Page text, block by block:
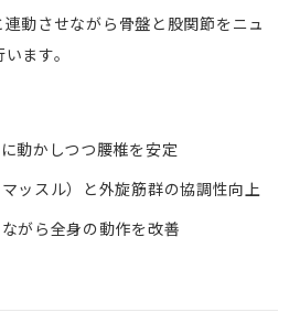
動させながら骨盤と股関節をニュ
ます。
動かしつつ腰椎を安定
ッスル）と外旋筋群の協調性向上
がら全身の動作を改善